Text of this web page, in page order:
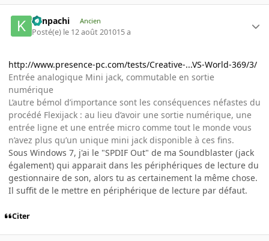
Kenpachi Ancien
Posté(e) le 12 août 201015 a
http://www.presence-pc.com/tests/Creative-...VS-World-369/3/
Entrée analogique Mini jack, commutable en sortie
numérique
L’autre bémol d’importance sont les conséquences néfastes du
procédé Flexijack : au lieu d’avoir une sortie numérique, une
entrée ligne et une entrée micro comme tout le monde vous
n’avez plus qu’un unique mini jack disponible à ces fins.
Sous Windows 7, j'ai le "SPDIF Out" de ma Soundblaster (jack
également) qui apparait dans les périphériques de lecture du
gestionnaire de son, alors tu as certainement la même chose.
Il suffit de le mettre en périphérique de lecture par défaut.
Citer